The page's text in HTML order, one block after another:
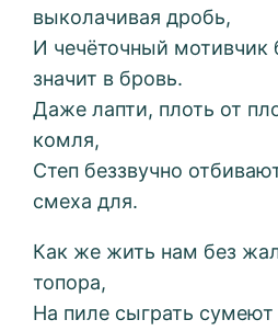
выколачивая дробь,
И чечёточный мотивчик
значит в бровь.
Даже лапти, плоть от
комля,
Степ беззвучно
смеха для.
Как же жить нам без
топора,
На пиле сыграть